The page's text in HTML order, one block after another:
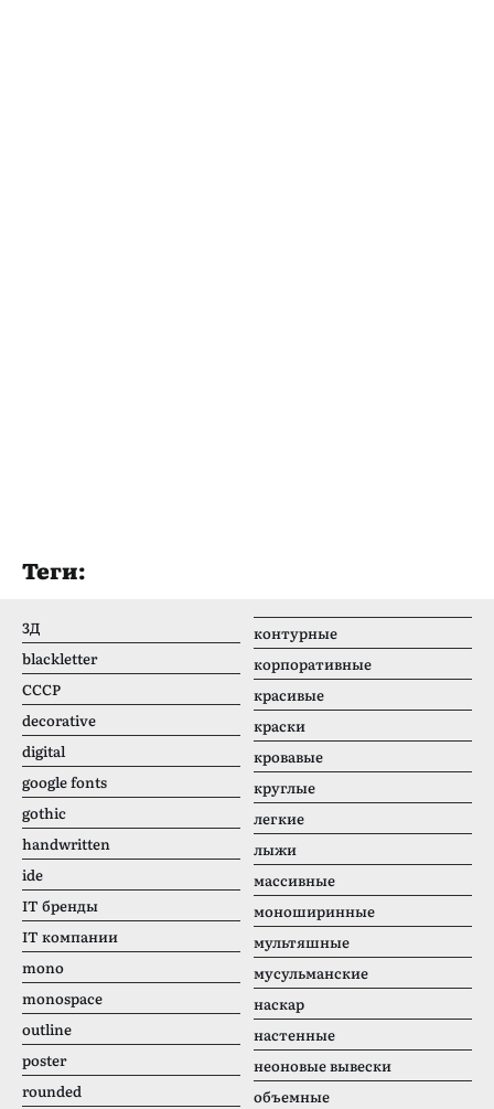
Теги:
3Д
blackletter
CCCР
decorative
digital
google fonts
gothic
handwritten
ide
IT бренды
IT компании
mono
monospace
outline
poster
rounded
контурные
корпоративные
красивые
краски
кровавые
круглые
легкие
лыжи
массивные
моноширинные
мультяшные
мусульманские
наскар
настенные
неоновые вывески
объемные